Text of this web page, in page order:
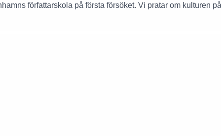
författarskola på första försöket. Vi pratar om kulturen
Karl pratar om drivkraften “vara ung och dum och
och hur Istedgade och Norra Grängesbergsgatan
mycket mer i månadens Folkets hörna.Klippning: Klara